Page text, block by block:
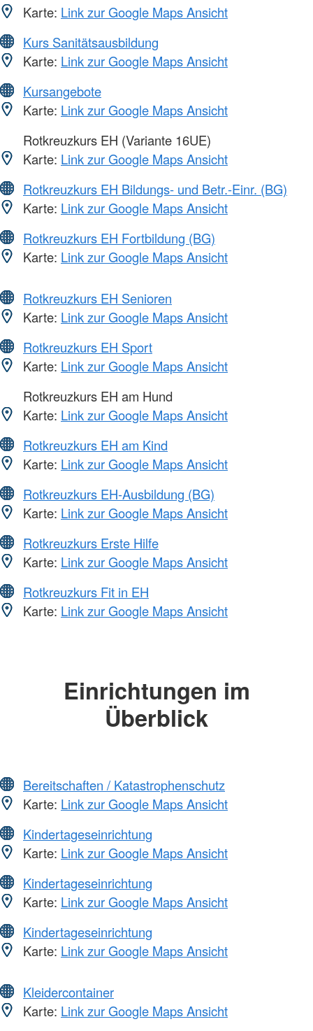
Karte: Link zur Google Maps Ansicht
Kurs Sanitätsausbildung
Karte: Link zur Google Maps Ansicht
Kursangebote
Karte: Link zur Google Maps Ansicht
Rotkreuzkurs EH (Variante 16UE)
Karte: Link zur Google Maps Ansicht
Rotkreuzkurs EH Bildungs- und Betr.-Einr. (BG)
Karte: Link zur Google Maps Ansicht
Rotkreuzkurs EH Fortbildung (BG)
Karte: Link zur Google Maps Ansicht
Rotkreuzkurs EH Senioren
Karte: Link zur Google Maps Ansicht
Rotkreuzkurs EH Sport
Karte: Link zur Google Maps Ansicht
Rotkreuzkurs EH am Hund
Karte: Link zur Google Maps Ansicht
Rotkreuzkurs EH am Kind
Karte: Link zur Google Maps Ansicht
Rotkreuzkurs EH-Ausbildung (BG)
Karte: Link zur Google Maps Ansicht
Rotkreuzkurs Erste Hilfe
Karte: Link zur Google Maps Ansicht
Rotkreuzkurs Fit in EH
Karte: Link zur Google Maps Ansicht
Einrichtungen im
Überblick
Bereitschaften / Katastrophenschutz
Karte: Link zur Google Maps Ansicht
Kindertageseinrichtung
Karte: Link zur Google Maps Ansicht
Kindertageseinrichtung
Karte: Link zur Google Maps Ansicht
Kindertageseinrichtung
Karte: Link zur Google Maps Ansicht
Kleidercontainer
Karte: Link zur Google Maps Ansicht